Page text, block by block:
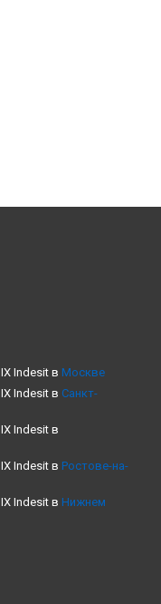
Indesit в Москве
Indesit в Санкт-
Indesit в
Indesit в Ростове-на-
Indesit в Нижнем
Indesit в